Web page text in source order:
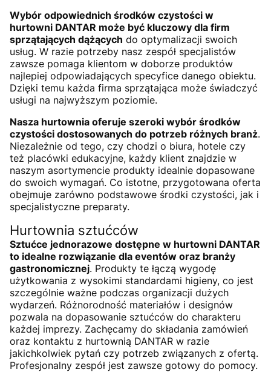
Wybór odpowiednich środków czystości w
hurtowni DANTAR może być kluczowy dla firm
sprzątających dążących do optymalizacji swoich
usług. W razie potrzeby nasz zespół specjalistów
zawsze pomaga klientom w doborze produktów
najlepiej odpowiadających specyfice danego obiektu.
Dzięki temu każda firma sprzątająca może świadczyć
usługi na najwyższym poziomie.
Nasza hurtownia oferuje szeroki wybór środków
czystości dostosowanych do potrzeb różnych branż.
Niezależnie od tego, czy chodzi o biura, hotele czy
też placówki edukacyjne, każdy klient znajdzie w
naszym asortymencie produkty idealnie dopasowane
do swoich wymagań. Co istotne, przygotowana oferta
obejmuje zarówno podstawowe środki czystości, jak i
specjalistyczne preparaty.
Hurtownia sztućców
Sztućce jednorazowe dostępne w hurtowni DANTAR
to idealne rozwiązanie dla eventów oraz branży
gastronomicznej. Produkty te łączą wygodę
użytkowania z wysokimi standardami higieny, co jest
szczególnie ważne podczas organizacji dużych
wydarzeń. Różnorodność materiałów i designów
pozwala na dopasowanie sztućców do charakteru
każdej imprezy. Zachęcamy do składania zamówień
oraz kontaktu z hurtownią DANTAR w razie
jakichkolwiek pytań czy potrzeb związanych z ofertą.
Profesjonalny zespół jest zawsze gotowy do pomocy.